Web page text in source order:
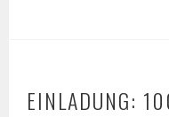
EINLADUNG: